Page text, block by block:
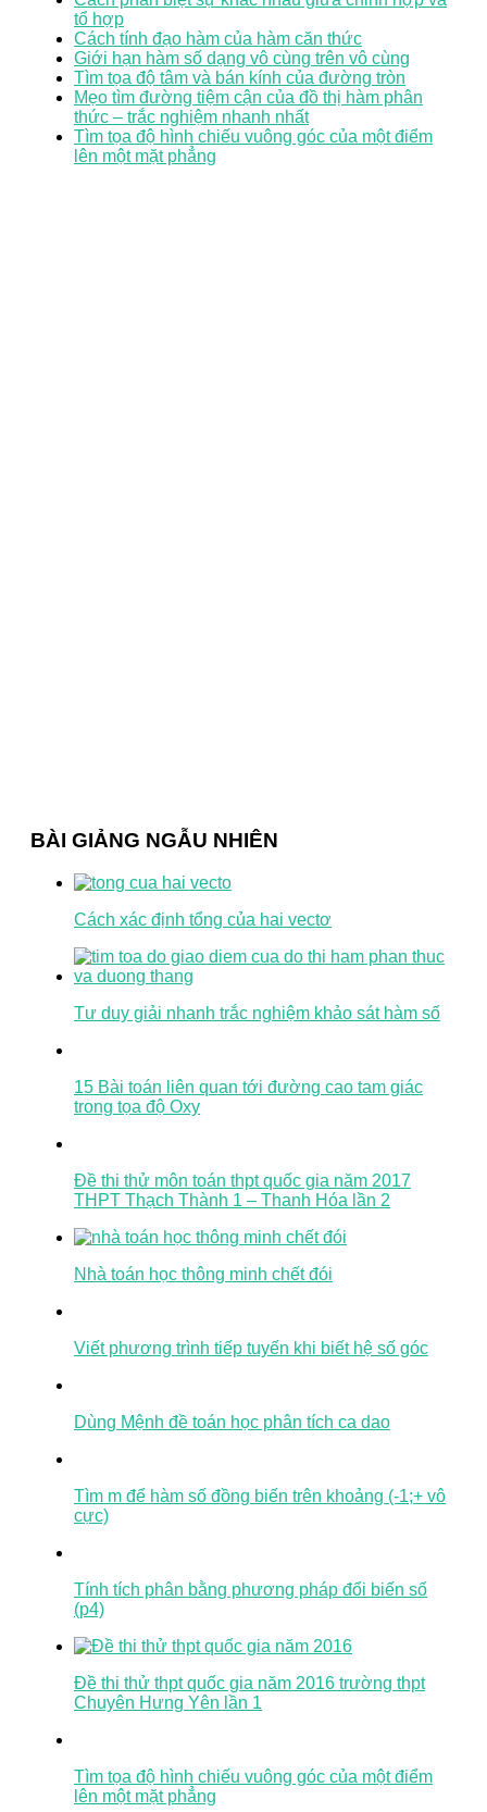
tổ hợp
Cách tính đạo hàm của hàm căn thức
Giới hạn hàm số dạng vô cùng trên vô cùng
Tìm tọa độ tâm và bán kính của đường tròn
Mẹo tìm đường tiệm cận của đồ thị hàm phân
thức – trắc nghiệm nhanh nhất
Tìm tọa độ hình chiếu vuông góc của một điểm
lên một mặt phẳng
BÀI GIẢNG NGẪU NHIÊN
Cách xác định tổng của hai vectơ
Tư duy giải nhanh trắc nghiệm khảo sát hàm số
15 Bài toán liên quan tới đường cao tam giác
trong tọa độ Oxy
Đề thi thử môn toán thpt quốc gia năm 2017
THPT Thạch Thành 1 – Thanh Hóa lần 2
Nhà toán học thông minh chết đói
Viết phương trình tiếp tuyến khi biết hệ số góc
Dùng Mệnh đề toán học phân tích ca dao
Tìm m để hàm số đồng biến trên khoảng (-1;+ vô
cực)
Tính tích phân bằng phương pháp đổi biến số
(p4)
Đề thi thử thpt quốc gia năm 2016 trường thpt
Chuyên Hưng Yên lần 1
Tìm tọa độ hình chiếu vuông góc của một điểm
lên một mặt phẳng